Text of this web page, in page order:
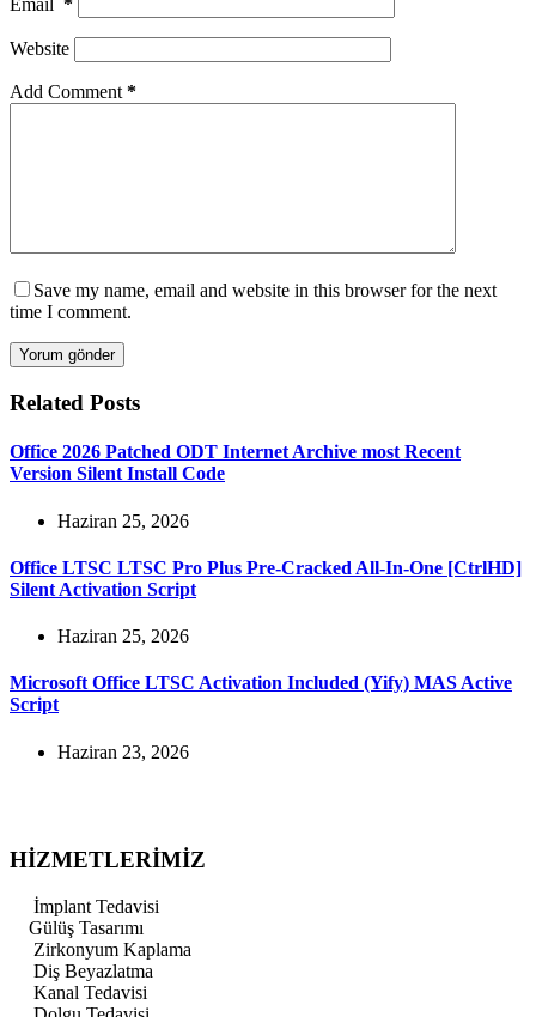
Email *
Website
Add Comment *
Save my name, email and website in this browser for the next
time I comment.
Yorum gönder
Related Posts
Office 2026 Patched ODT Internet Archive most Recent
Version Silent Install Code
Haziran 25, 2026
Office LTSC LTSC Pro Plus Pre-Cracked All-In-One [CtrlHD]
Silent Activation Script
Haziran 25, 2026
Microsoft Office LTSC Activation Included (Yify) MAS Active
Script
Haziran 23, 2026
HİZMETLERİMİZ
İmplant Tedavisi
Gülüş Tasarımı
Zirkonyum Kaplama
Diş Beyazlatma
Kanal Tedavisi